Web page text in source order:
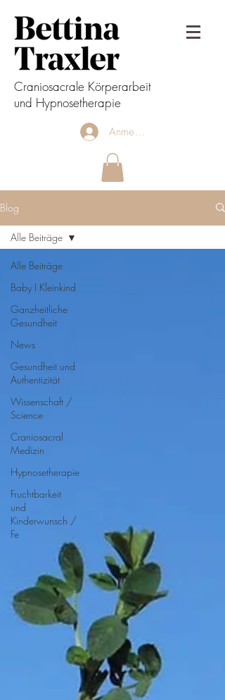
Craniosacrale Körperarbeit
und Hypnosetherapie
Anmelden
Blog
Alle Beiträge
Baby I Kleinkind
Ganzheitliche
Gesundheit
News
Gesundheit und
Authentizität
Wissenschaft /
Science
Craniosacral
Medizin
Hypnosetherapie
Fruchtbarkeit
und
Kinderwunsch /
Fe
Alle Beiträge